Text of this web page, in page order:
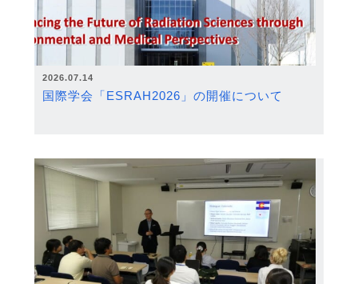
2026.07.14
国際学会「ESRAH2026」の開催について